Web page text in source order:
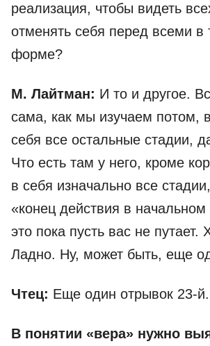
реализация, чтобы видеть
отменять себя перед всеми в
форме?
М. Лайтман: И то и другое.
сама, как мы изучаем потом,
себя все остальные стадии,
Что есть там у него, кроме
в себя изначально все
«конец действия в
это пока пусть вас не путает.
Ладно. Ну, может быть, еще
Чтец: Еще один отрывок 23-й.
В понятии «вера» нужно